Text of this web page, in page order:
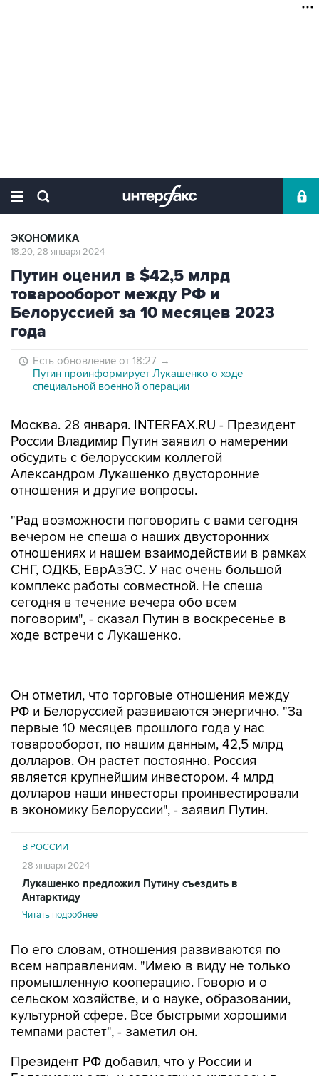
ЭКОНОМИКА
18:20, 28 января 2024
Путин оценил в $42,5 млрд
товарооборот между РФ и
Белоруссией за 10 месяцев 2023
года
Есть обновление от 18:27 →
Путин проинформирует Лукашенко о ходе
специальной военной операции
Москва. 28 января. INTERFAX.RU - Президент
России Владимир Путин заявил о намерении
обсудить с белорусским коллегой
Александром Лукашенко двусторонние
отношения и другие вопросы.
"Рад возможности поговорить с вами сегодня
вечером не спеша о наших двусторонних
отношениях и нашем взаимодействии в рамках
СНГ, ОДКБ, ЕврАзЭС. У нас очень большой
комплекс работы совместной. Не спеша
сегодня в течение вечера обо всем
поговорим", - сказал Путин в воскресенье в
ходе встречи с Лукашенко.
первые 10 месяцев прошлого года у нас
товарооборот, по нашим данным, 42,5 млрд
долларов. Он растет постоянно. Россия
является крупнейшим инвестором. 4 млрд
долларов наши инвесторы проинвестировали
в экономику Белоруссии", - заявил Путин.
В РОССИИ
Лукашенко предложил Путину съездить в
Антарктиду
Читать подробнее
По его словам, отношения развиваются по
промышленную кооперацию. Говорю и о
сельском хозяйстве, и о науке, образовании,
культурной сфере. Все быстрыми хорошими
темпами растет", - заметил он.
Президент РФ добавил, что у России и
Антарктиде .